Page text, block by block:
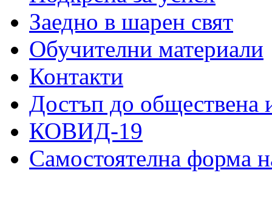
Заедно в шарен свят
Обучителни материали
Контакти
Достъп до обществена
КОВИД-19
Самостоятелна форма